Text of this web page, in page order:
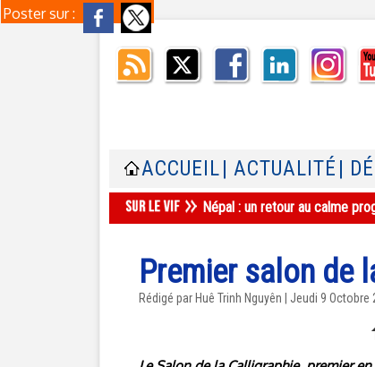
Poster sur :
ACCUEIL | ACTUALITÉ |
Népal : un retour au calme
Premier salon de
Rédigé par Huê Trinh Nguyên | Jeudi 9 Octobre